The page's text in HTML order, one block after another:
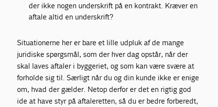
der ikke nogen underskrift på en kontrakt. Kræver en
aftale altid en underskrift?
Situationerne her er bare et lille udpluk af de mange
juridiske spørgsmål, som der hver dag opstår, når der
skal laves aftaler i byggeriet, og som kan være svære at
forholde sig til. Særligt når du og din kunde ikke er enige
om, hvad der gælder. Netop derfor er det en rigtig god
ide at have styr på aftaleretten, så du er bedre forberedt,